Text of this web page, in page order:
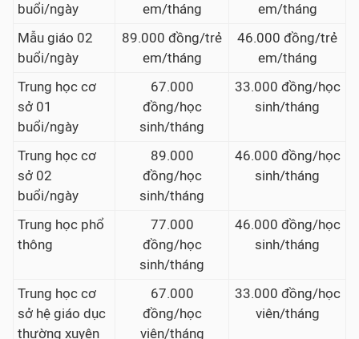
buổi/ngày
em/tháng
em/tháng
Mẫu giáo 02
buổi/ngày
89.000 đồng/trẻ
em/tháng
46.000 đồng/trẻ
em/tháng
Trung học cơ
sở 01
buổi/ngày
67.000
đồng/học
sinh/tháng
33.000 đồng/học
sinh/tháng
Trung học cơ
sở 02
buổi/ngày
89.000
đồng/học
sinh/tháng
46.000 đồng/học
sinh/tháng
Trung học phổ
thông
77.000
đồng/học
sinh/tháng
46.000 đồng/học
sinh/tháng
Trung học cơ
sở hệ giáo dục
thường xuyên
67.000
đồng/học
viên/tháng
33.000 đồng/học
viên/tháng